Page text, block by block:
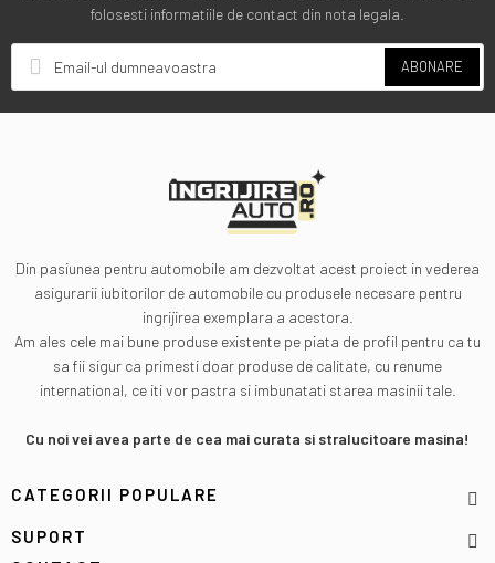
folosesti informatiile de contact din nota legala.
ABONARE
Din pasiunea pentru automobile am dezvoltat acest proiect in vederea
asigurarii iubitorilor de automobile cu produsele necesare pentru
ingrijirea exemplara a acestora.
Am ales cele mai bune produse existente pe piata de profil pentru ca tu
sa fii sigur ca primesti doar produse de calitate, cu renume
international, ce iti vor pastra si imbunatati starea masinii tale.
Cu noi vei avea parte de cea mai curata si stralucitoare masina!
CATEGORII POPULARE
SUPORT